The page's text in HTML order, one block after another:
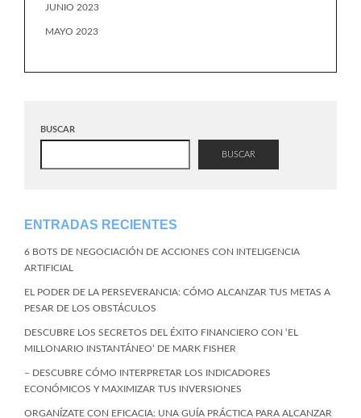
JUNIO 2023
MAYO 2023
BUSCAR
BUSCAR
ENTRADAS RECIENTES
6 BOTS DE NEGOCIACIÓN DE ACCIONES CON INTELIGENCIA
ARTIFICIAL
EL PODER DE LA PERSEVERANCIA: CÓMO ALCANZAR TUS METAS A
PESAR DE LOS OBSTÁCULOS
DESCUBRE LOS SECRETOS DEL ÉXITO FINANCIERO CON ‘EL
MILLONARIO INSTANTÁNEO’ DE MARK FISHER
– DESCUBRE CÓMO INTERPRETAR LOS INDICADORES
ECONÓMICOS Y MAXIMIZAR TUS INVERSIONES
ORGANÍZATE CON EFICACIA: UNA GUÍA PRÁCTICA PARA ALCANZAR